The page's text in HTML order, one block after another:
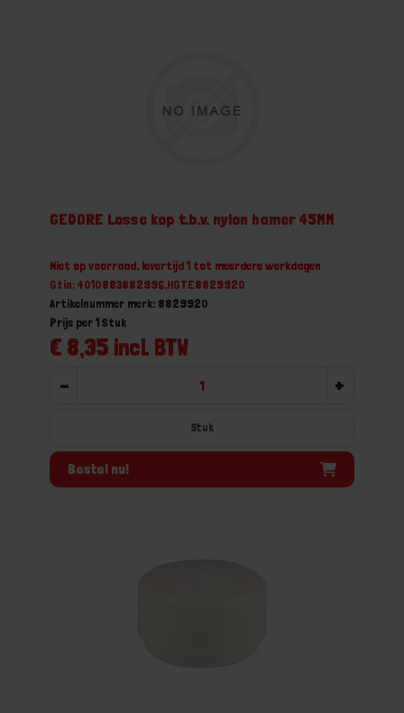
GEDORE Losse kop t.b.v. nylon hamer 45MM
Niet op voorraad, levertijd 1 tot meerdere werkdagen
Gtin: 4010883882996,HGTE8829920
Artikelnummer merk: 8829920
€ 8,35 incl. BTW
Prijs per 1 Stuk
- +
Stuk
Bestel nu!